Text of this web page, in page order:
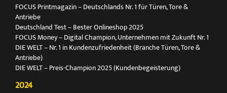
FOCUS Printmagazin – Deutschlands Nr. 1 für Türen, Tore &
Antriebe
Deutschland Test – Bester Onlineshop 2025
FOCUS Money – Digital Champion, Unternehmen mit Zukunft Nr. 1
DIE WELT – Nr. 1 in Kundenzufriedenheit (Branche Türen, Tore &
Antriebe)
DIE WELT – Preis-Champion 2025 (Kundenbegeisterung)
2024